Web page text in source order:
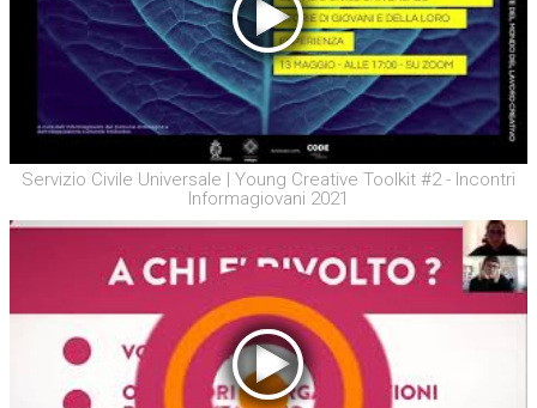
Servizio Civile Universale | Young Creative Toolkit #2 - Incontri
Informagiovani 2021